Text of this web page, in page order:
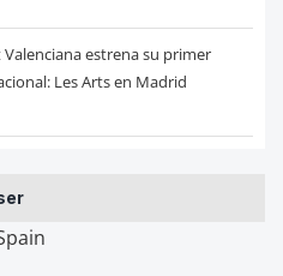
estrena su primer
Les Arts en Madrid